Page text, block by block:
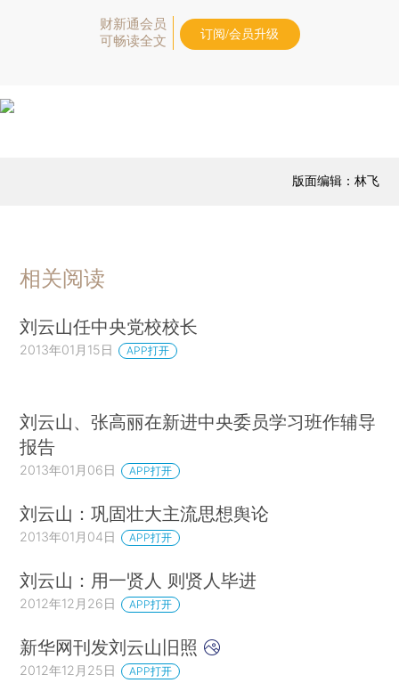
财新通会员
可畅读全文
订阅/会员升级
版面编辑：林飞
相关阅读
刘云山任中央党校校长
2013年01月15日 APP打开
刘云山、张高丽在新进中央委员学习班作辅导
报告
2013年01月06日 APP打开
刘云山：巩固壮大主流思想舆论
2013年01月04日 APP打开
刘云山：用一贤人 则贤人毕进
2012年12月26日 APP打开
新华网刊发刘云山旧照
2012年12月25日 APP打开